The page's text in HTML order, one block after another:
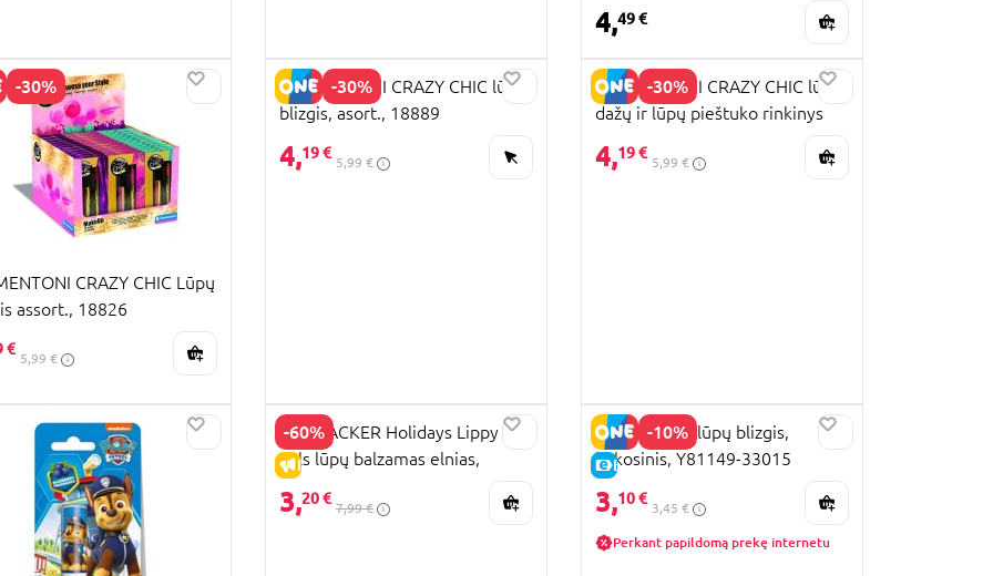
4,49 €
-30%
CRAZY CHIC Lūpų
assort., 18826
€
5,99 €
-30%
CLEMENTONI CRAZY CHIC lūpų
blizgis, asort., 18889
4,19 €
5,99 €
-30%
CLEMENTONI CRAZY CHIC lūpų
dažų ir lūpų pieštuko rinkinys
4,19 €
5,99 €
-60%
IŠPARDAVIMAS
LIPSMACKER Holidays Lippy
Pals lūpų balzamas elnias,
1411783EW
3,20 €
7,99 €
-10%
E-KAINA
DREAM POP lūpų blizgis,
kokosinis, Y81149-33015
3,10 €
3,45 €
Perkant papildomą prekę internetu